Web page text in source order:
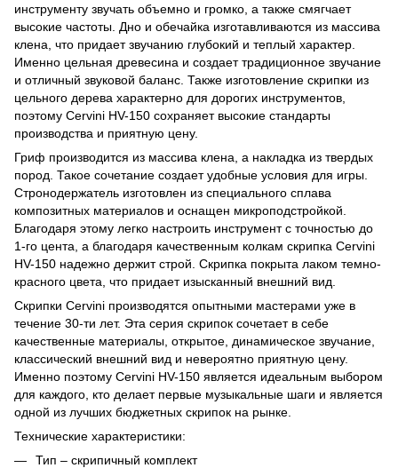
инструменту звучать объемно и громко, а также смягчает
высокие частоты. Дно и обечайка изготавливаются из массива
клена, что придает звучанию глубокий и теплый характер.
Именно цельная древесина и создает традиционное звучание
и отличный звуковой баланс. Также изготовление скрипки из
цельного дерева характерно для дорогих инструментов,
поэтому Cervini HV-150 сохраняет высокие стандарты
производства и приятную цену.
Гриф производится из массива клена, а накладка из твердых
пород. Такое сочетание создает удобные условия для игры.
Стронодержатель изготовлен из специального сплава
композитных материалов и оснащен микроподстройкой.
Благодаря этому легко настроить инструмент с точностью до
1-го цента, а благодаря качественным колкам скрипка Cervini
HV-150 надежно держит строй. Скрипка покрыта лаком темно-
красного цвета, что придает изысканный внешний вид.
Скрипки Cervini производятся опытными мастерами уже в
течение 30-ти лет. Эта серия скрипок сочетает в себе
качественные материалы, открытое, динамическое звучание,
классический внешний вид и невероятно приятную цену.
Именно поэтому Cervini HV-150 является идеальным выбором
для каждого, кто делает первые музыкальные шаги и является
одной из лучших бюджетных скрипок на рынке.
Технические характеристики:
Тип – скрипичный комплект